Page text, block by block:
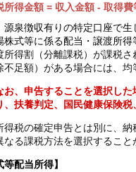
所得金額 = 収入金額 - 取得費
源泉徴収有りの特定口座で
株式等に係る配当・譲渡所
所得割（分離課税）が課税
不足額）がある場合には、
、申告することを選択した
、扶養判定、国民健康保険税
税の確定申告とは別に、納
なる課税方法を選択すること
等配当所得】